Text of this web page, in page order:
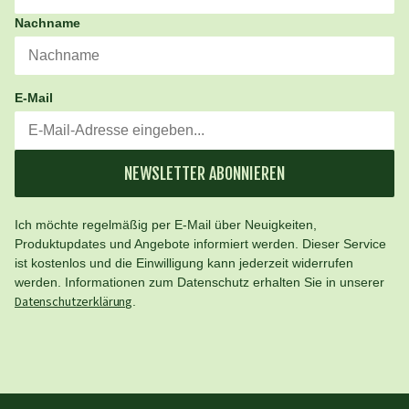
Nachname
E-Mail
NEWSLETTER ABONNIEREN
Ich möchte regelmäßig per E-Mail über Neuigkeiten,
Produktupdates und Angebote informiert werden. Dieser Service
ist kostenlos und die Einwilligung kann jederzeit widerrufen
werden. Informationen zum Datenschutz erhalten Sie in unserer
Datenschutzerklärung